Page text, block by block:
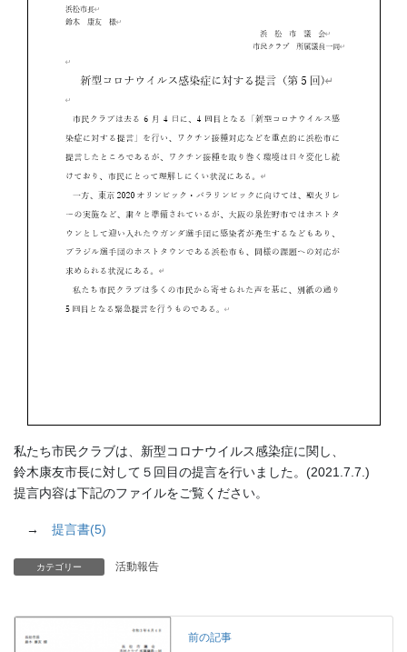
私たち市民クラブは、新型コロナウイルス感染症に関し、
鈴木康友市長に対して５回目の提言を行いました。(2021.7.7.)
提言内容は下記のファイルをご覧ください。
→ 提言書(5)
カテゴリー 活動報告
前の記事